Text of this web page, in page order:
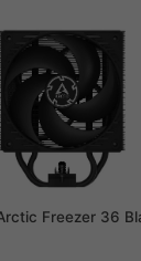
Freezer 36